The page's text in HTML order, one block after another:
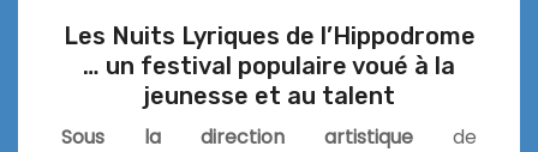
Les Nuits Lyriques de l’Hippodrome
… un festival populaire voué à la
jeunesse et au talent
Sous la direction artistique de